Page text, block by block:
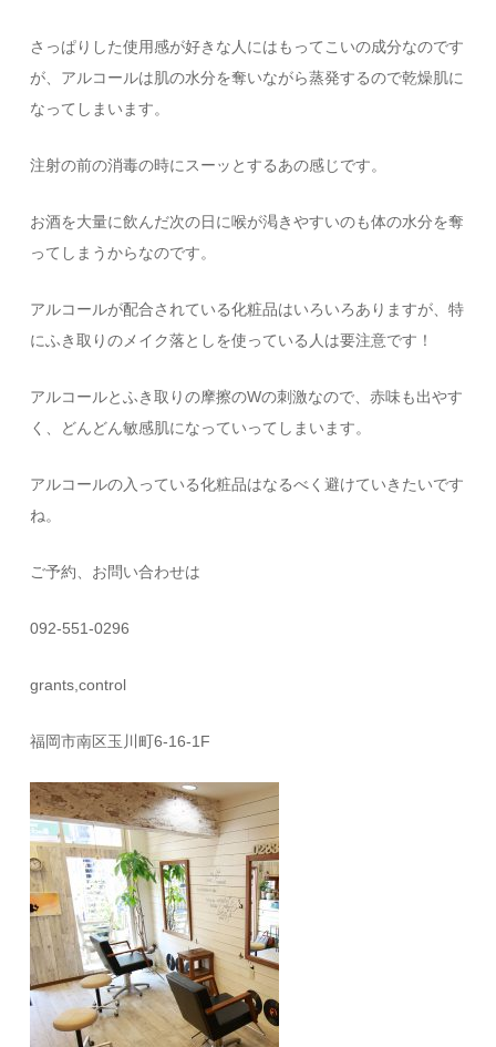
さっぱりした使用感が好きな人にはもってこいの成分なのです
が、アルコールは肌の水分を奪いながら蒸発するので乾燥肌に
なってしまいます。
注射の前の消毒の時にスーッとするあの感じです。
お酒を大量に飲んだ次の日に喉が渇きやすいのも体の水分を奪
ってしまうからなのです。
アルコールが配合されている化粧品はいろいろありますが、特
にふき取りのメイク落としを使っている人は要注意です！
アルコールとふき取りの摩擦のWの刺激なので、赤味も出やす
く、どんどん敏感肌になっていってしまいます。
アルコールの入っている化粧品はなるべく避けていきたいです
ね。
ご予約、お問い合わせは
092-551-0296
grants,control
福岡市南区玉川町6-16-1F